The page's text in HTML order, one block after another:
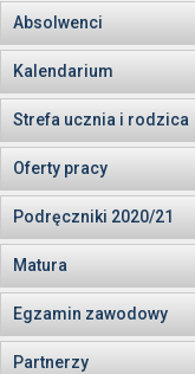
Absolwenci
Kalendarium
Strefa ucznia i rodzica
Oferty pracy
Podręczniki 2020/21
Matura
Egzamin zawodowy
Partnerzy